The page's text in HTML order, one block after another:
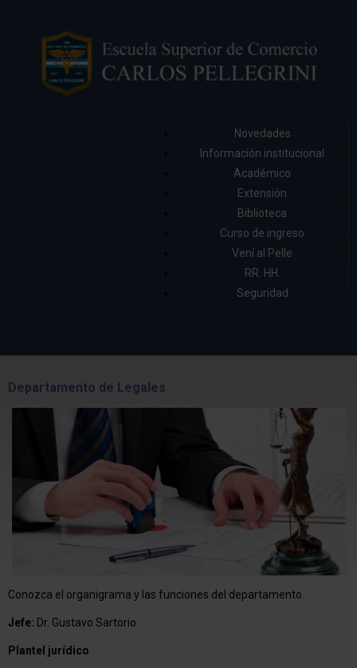
Novedades
Información institucional
Académico
Extensión
Biblioteca
Curso de ingreso
Vení al Pelle
RR. HH.
Seguridad
Departamento de Legales
Conozca el organigrama y las funciones del departamento.
Jefe: Dr. Gustavo Sartorio
Plantel jurídico